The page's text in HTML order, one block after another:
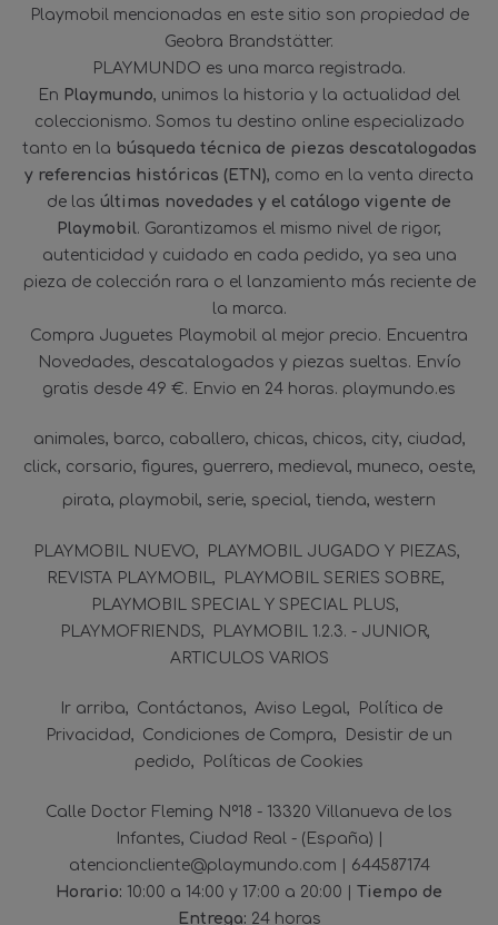
Playmobil mencionadas en este sitio son propiedad de
Geobra Brandstätter.
PLAYMUNDO es una marca registrada.
En Playmundo, unimos la historia y la actualidad del
coleccionismo. Somos tu destino online especializado
tanto en la búsqueda técnica de piezas descatalogadas
y referencias históricas (ETN), como en la venta directa
de las últimas novedades y el catálogo vigente de
Playmobil. Garantizamos el mismo nivel de rigor,
autenticidad y cuidado en cada pedido, ya sea una
pieza de colección rara o el lanzamiento más reciente de
la marca.
Compra Juguetes Playmobil al mejor precio. Encuentra
Novedades, descatalogados y piezas sueltas. Envío
gratis desde 49 €. Envio en 24 horas. playmundo.es
animales barco caballero chicas chicos city ciudad
click corsario figures guerrero medieval muneco oeste
pirata playmobil serie special tienda western
PLAYMOBIL NUEVO
PLAYMOBIL JUGADO Y PIEZAS
REVISTA PLAYMOBIL
PLAYMOBIL SERIES SOBRE
PLAYMOBIL SPECIAL Y SPECIAL PLUS
PLAYMOFRIENDS
PLAYMOBIL 1.2.3. - JUNIOR
ARTICULOS VARIOS
Ir arriba Contáctanos Aviso Legal
Política de
Privacidad
Condiciones de Compra
Desistir de un
pedido
Políticas de Cookies
Calle Doctor Fleming Nº18 - 13320 Villanueva de los
Infantes, Ciudad Real - (España) |
atencioncliente@playmundo.com | 644587174
Horario: 10:00 a 14:00 y 17:00 a 20:00 | Tiempo de
Entrega: 24 horas